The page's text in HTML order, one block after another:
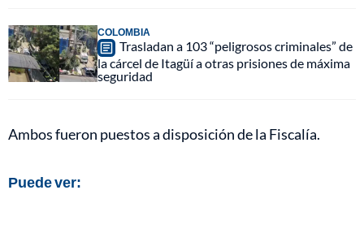
COLOMBIA
Trasladan a 103 “peligrosos criminales” de
la cárcel de Itagüí a otras prisiones de máxima
seguridad
Ambos fueron puestos a disposición de la Fiscalía.
Puede ver: